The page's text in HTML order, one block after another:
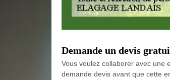
Demande un devis
Vous voulez collaborer avec une
demande devis avant que cette